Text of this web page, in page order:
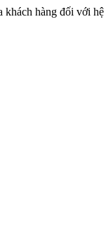
hàng đối với